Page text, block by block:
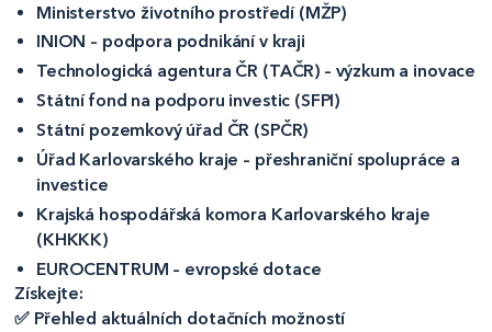
Ministerstvo životního prostředí (MŽP)
INION – podpora podnikání v kraji
Technologická agentura ČR (TAČR) – výzkum a inovace
Státní fond na podporu investic (SFPI)
Státní pozemkový úřad ČR (SPČR)
Úřad Karlovarského kraje – přeshraniční spolupráce a
investice
Krajská hospodářská komora Karlovarského kraje
(KHKKK)
EUROCENTRUM – evropské dotace
Získejte:
✅ Přehled aktuálních dotačních možností